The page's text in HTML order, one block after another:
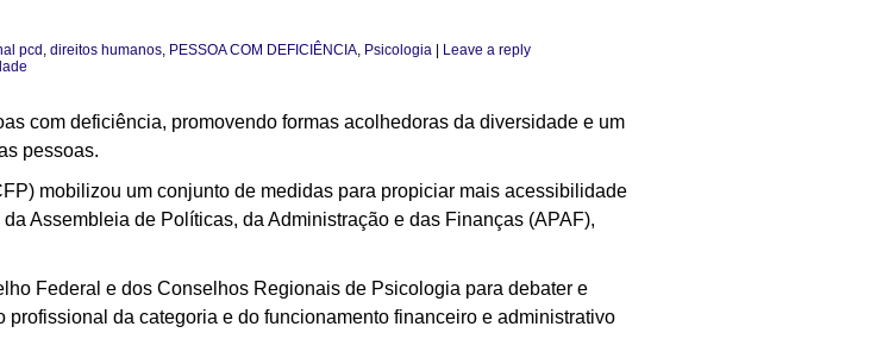
pcd , direitos humanos, PESSOA COM DEFICIÊNCIA, Psicologia
Leave a reply
com deficiência, promovendo formas acolhedoras da diversidade e um
pessoas.
mobilizou um conjunto de medidas para propiciar mais acessibilidade
Assembleia de Políticas, da Administração e das Finanças (APAF),
Federal e dos Conselhos Regionais de Psicologia para debater e
da categoria e do funcionamento financeiro e administrativo